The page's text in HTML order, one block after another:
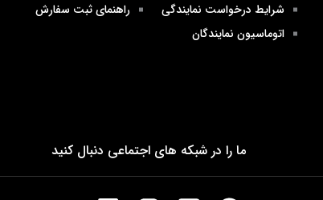
شرایط درخواست نمایندگی
اتوماسیون نمایندگان
راهنمای ثبت سفارش
ما را در شبکه های اجتماعی دنبال کنید